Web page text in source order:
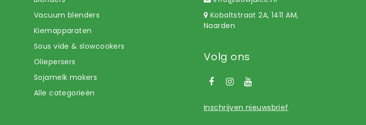
Vacuum blenders
Kiemapparaten
Sous vide & slowcookers
Oliepersers
Sojamelk makers
Alle categorieën
Kobaltstraat 2A, 1411 AM,
Naarden
Volg ons
Inschrijven nieuwsbrief